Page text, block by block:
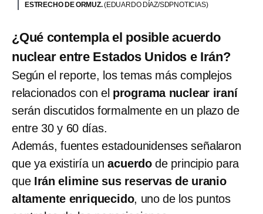
ESTRECHO DE ORMUZ.(EDUARDO DÍAZ/SDPNOTICIAS)
¿Qué contempla el posible acuerdo
nuclear entre Estados Unidos e Irán?
Según el reporte, los temas más complejos
relacionados con el programa nuclear iraní
serán discutidos formalmente en un plazo de
entre 30 y 60 días.
Además, fuentes estadounidenses señalaron
que ya existiría unacuerdode principio para
que Irán elimine sus reservas de uranio
altamente enriquecido, uno de los puntos